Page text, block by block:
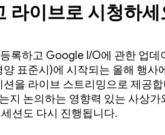
라이브로 시청하세
록하고 Google I/O에 관한 업데
표준시)에 시작되는 올해 행사
을 라이브 스트리밍으로 제공
지 논의하는 영향력 있는 사상
션도 다시 진행됩니다.